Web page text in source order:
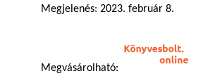
Megjelenés: 2023. február 8.
Megvásárolható: